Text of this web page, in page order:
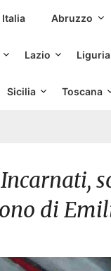
Siti Incontri
Italia Abruzzo
Lazio Liguria
Sicilia Toscana
di